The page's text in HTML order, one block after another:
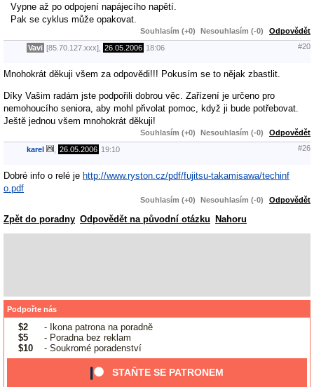
Vypne až po odpojení napájecího napětí.
Pak se cyklus může opakovat.
Souhlasím (+0) Nesouhlasím (-0) Odpovědět
Vavi [85.70.127.xxx], 26.05.2006 18:06 #20
Mnohokrát děkuji všem za odpovědi!!! Pokusím se to nějak zbastlit.
Díky Vašim radám jste podpořili dobrou věc. Zařízení je určeno pro
nemohoucího seniora, aby mohl přivolat pomoc, když ji bude potřebovat.
Ještě jednou všem mnohokrát děkuji!
Souhlasím (+0) Nesouhlasím (-0) Odpovědět
karel 26.05.2006 19:10 #26
Dobré info o relé je http://www.ryston.cz/pdf/fujitsu-takamisawa/techinf
o.pdf
Souhlasím (+0) Nesouhlasím (-0) Odpovědět
Zpět do poradny Odpovědět na původní otázku Nahoru
Podpořte nás
$2
- Ikona patrona na poradně
$5
- Poradna bez reklam
$10
- Soukromé poradenství
STAŇTE SE PATRONEM